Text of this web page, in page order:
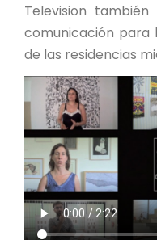
Television
comunicación para
de las residencias